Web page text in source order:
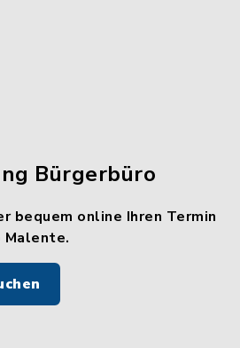
Bürgerbüro
bequem online Ihren Termin
Malente.